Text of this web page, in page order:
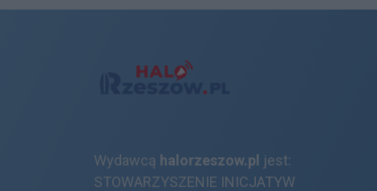
Wydawcą halorzeszow.pl jest:
STOWARZYSZENIE INICJATYW